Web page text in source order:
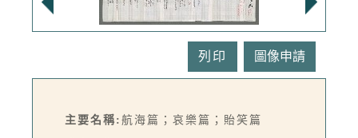
列印
主要名稱: 航海篇；哀樂篇；貽笑篇